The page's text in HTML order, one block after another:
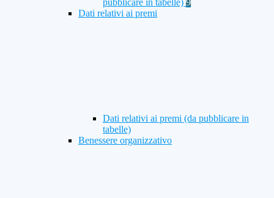
pubblicare in tabelle) 9
Dati relativi ai premi
Dati relativi ai premi (da pubblicare in
tabelle)
Benessere organizzativo